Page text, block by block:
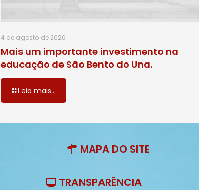
4 de agosto de 2026
Mais um importante investimento na
educação de São Bento do Una.
Leia mais...
MAPA DO SITE
TRANSPARÊNCIA